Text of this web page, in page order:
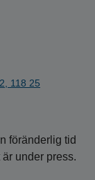
118 25
föränderlig tid
under press.